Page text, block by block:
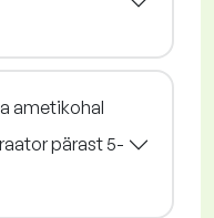
ametikohal
pärast 5-